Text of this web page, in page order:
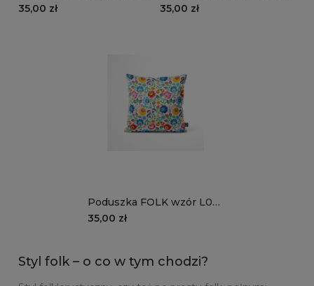
| regionalne kwiaty
35,00 zł
| folkowy wzór łowicki
35,00 zł
Poduszka FOLK wzór L01 |
tradycyjny wzór łowicki
35,00 zł
Styl folk – o co w tym chodzi?